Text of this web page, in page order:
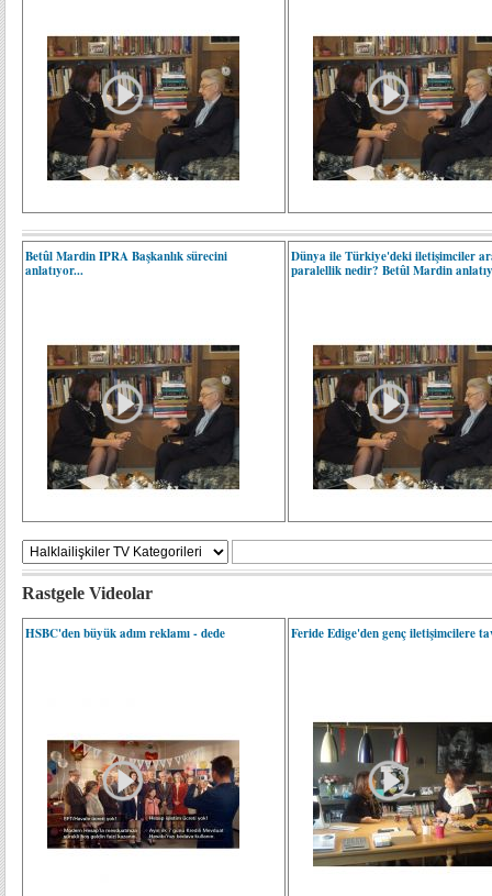
Betûl Mardin IPRA Başkanlık sürecini
anlatıyor...
Dünya ile Türkiye'deki iletişimciler
paralellik nedir? Betûl Mardin
Rastgele Videolar
HSBC'den büyük adım reklamı - dede Feride Edige'den genç iletişimcilere